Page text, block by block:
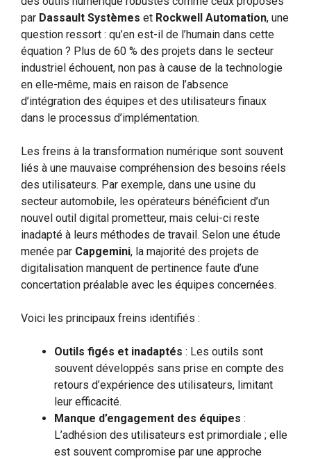
par Dassault Systèmes et Rockwell Automation, une
question ressort : qu’en est-il de l’humain dans cette
équation ? Plus de 60 % des projets dans le secteur
industriel échouent, non pas à cause de la technologie
en elle-même, mais en raison de l’absence
d’intégration des équipes et des utilisateurs finaux
dans le processus d’implémentation.
Les freins à la transformation numérique sont souvent
liés à une mauvaise compréhension des besoins réels
des utilisateurs. Par exemple, dans une usine du
secteur automobile, les opérateurs bénéficient d’un
nouvel outil digital prometteur, mais celui-ci reste
inadapté à leurs méthodes de travail. Selon une étude
menée par Capgemini, la majorité des projets de
digitalisation manquent de pertinence faute d’une
concertation préalable avec les équipes concernées.
Voici les principaux freins identifiés :
Outils figés et inadaptés : Les outils sont
souvent développés sans prise en compte des
retours d’expérience des utilisateurs, limitant
leur efficacité.
Manque d’engagement des équipes :
L’adhésion des utilisateurs est primordiale ; elle
est souvent compromise par une approche